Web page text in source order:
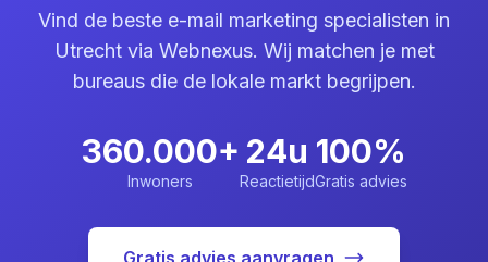
Vind de beste e-mail marketing specialisten in
Utrecht via Webnexus. Wij matchen je met
bureaus die de lokale markt begrijpen.
360.000+
Inwoners
24u
Reactietijd
100%
Gratis advies
Gratis advies aanvragen